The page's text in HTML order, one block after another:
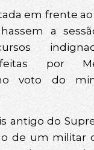
em frente
a
feitas por
voto do
antigo do
de um militar